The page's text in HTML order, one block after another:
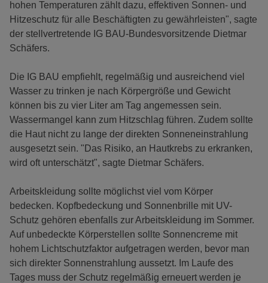
hohen Temperaturen zählt dazu, effektiven Sonnen- und
Hitzeschutz für alle Beschäftigten zu gewährleisten", sagte
der stellvertretende IG BAU-Bundesvorsitzende Dietmar
Schäfers.
Die IG BAU empfiehlt, regelmäßig und ausreichend viel
Wasser zu trinken je nach Körpergröße und Gewicht
können bis zu vier Liter am Tag angemessen sein.
Wassermangel kann zum Hitzschlag führen. Zudem sollte
die Haut nicht zu lange der direkten Sonneneinstrahlung
ausgesetzt sein. "Das Risiko, an Hautkrebs zu erkranken,
wird oft unterschätzt", sagte Dietmar Schäfers.
Arbeitskleidung sollte möglichst viel vom Körper
bedecken. Kopfbedeckung und Sonnenbrille mit UV-
Schutz gehören ebenfalls zur Arbeitskleidung im Sommer.
Auf unbedeckte Körperstellen sollte Sonnencreme mit
hohem Lichtschutzfaktor aufgetragen werden, bevor man
sich direkter Sonnenstrahlung aussetzt. Im Laufe des
Tages muss der Schutz regelmäßig erneuert werden je